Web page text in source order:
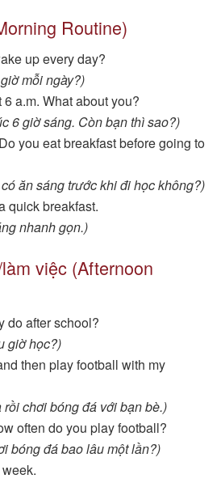
Routine)
up every day?
mỗi ngày?)
a.m. What about you?
6 giờ sáng. Còn bạn thì sao?)
you eat breakfast before going to
ăn sáng trước khi đi học không?)
quick breakfast.
nhanh gọn.)
việc (Afternoon
do after school?
giờ học?)
then play football with my
chơi bóng đá với bạn bè.)
often do you play football?
bóng đá bao lâu một lần?)